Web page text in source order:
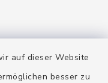
auf dieser Website
besser zu